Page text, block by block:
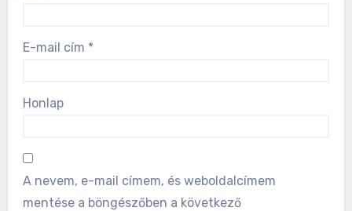
E-mail cím *
Honlap
A nevem, e-mail címem, és weboldalcímem
mentése a böngészőben a következő